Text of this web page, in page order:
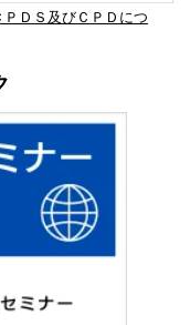
ＰＤＳ及びＣＰＤにつ